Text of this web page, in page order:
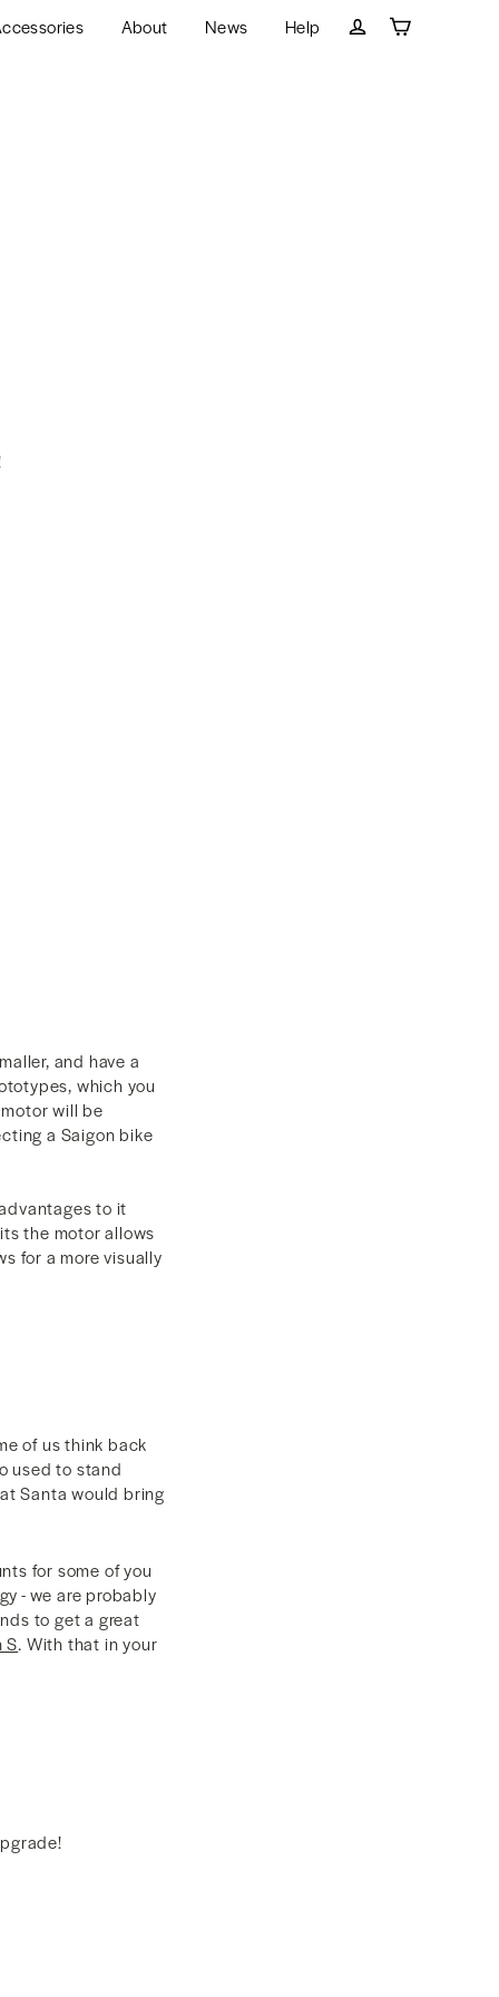
About News
Help
and have a
which you
will be
a Saigon bike
to it
the motor allows
for a more visually
of us think back
used to stand
Santa would bring
for some of you
- we are probably
to get a great
S. With that in your